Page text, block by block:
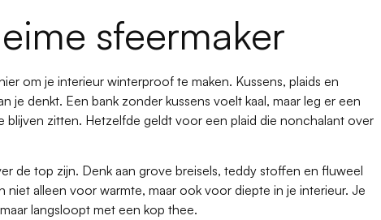
sfeermaker
om je interieur winterproof te maken. Kussens, plaids en
je denkt. Een bank zonder kussens voelt kaal, maar leg er een
blijven zitten. Hetzelfde geldt voor een plaid die nonchalant over
de top zijn. Denk aan grove breisels, teddy stoffen en fluweel
alleen voor warmte, maar ook voor diepte in je interieur. Je
langsloopt met een kop thee.